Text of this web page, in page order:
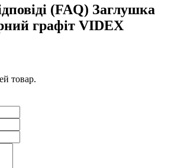
(FAQ) Заглушка
графіт VIDEX
товар.